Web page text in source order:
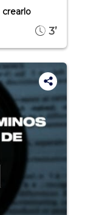
3’